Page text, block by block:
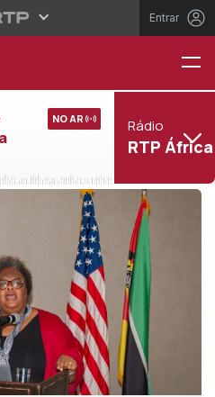
Entrar
NO AR Rádio
RTP África